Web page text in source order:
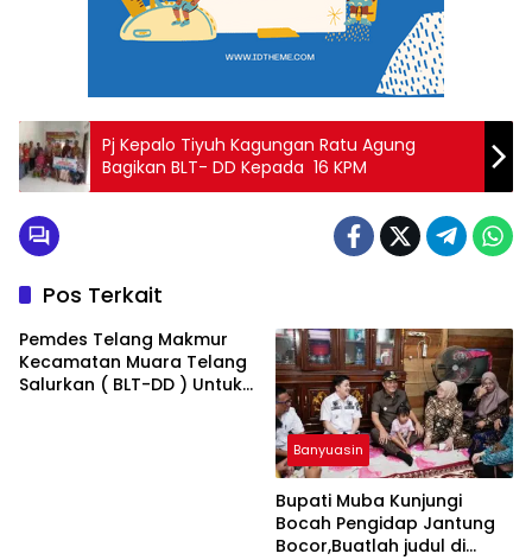
Pj Kepalo Tiyuh Kagungan Ratu Agung
Bagikan BLT- DD Kepada 16 KPM
Pos Terkait
Pemdes Telang Makmur
Kecamatan Muara Telang
Salurkan ( BLT-DD ) Untuk
Banyuasin
Bupati Muba Kunjungi
Bocah Pengidap Jantung
Bocor,Buatlah judul di